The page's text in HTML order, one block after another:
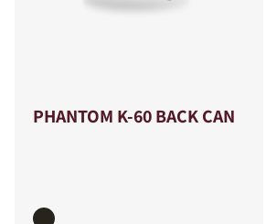
PHANTOM K-60 BACK CAN